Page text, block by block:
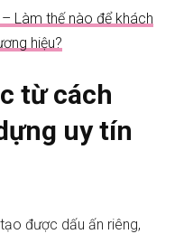
Làm thế nào để khách
hiệu?
từ cách
uy tín
được dấu ấn riêng,